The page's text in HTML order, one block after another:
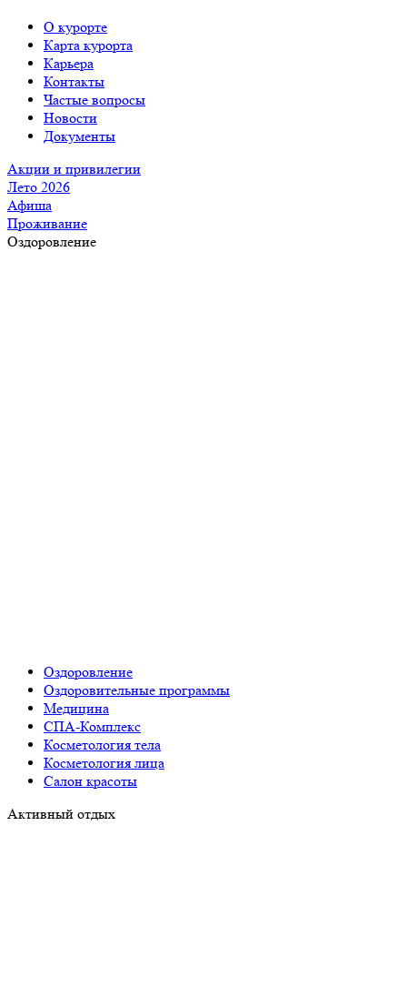
О курорте
Карта курорта
Карьера
Контакты
Частые вопросы
Новости
Документы
Акции и привилегии
Лето 2026
Афиша
Проживание
Оздоровление
Оздоровление
Оздоровительные программы
Медицина
СПА-Комплекс
Косметология тела
Косметология лица
Салон красоты
Активный отдых